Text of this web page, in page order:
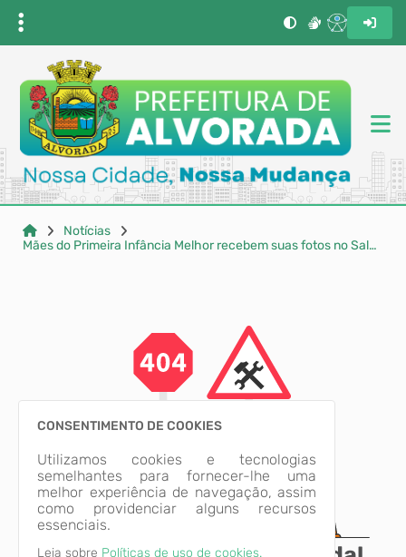
Notícias
Mães do Primeira Infância Melhor recebem suas fotos no Salão Nobre da Prefeitura
CONSENTIMENTO DE COOKIES
Utilizamos cookies e tecnologias
semelhantes para fornecer-lhe uma
melhor experiência de navegação, assim
como providenciar alguns recursos
essenciais.
Leia sobre Políticas de uso de cookies.